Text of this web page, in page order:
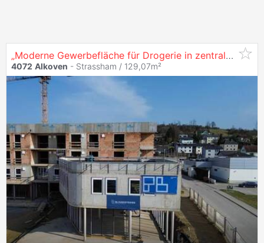
„Moderne Gewerbefläche für Drogerie in zentraler Lage von Straßham“
4072 Alkoven - Strassham / 129,07m²